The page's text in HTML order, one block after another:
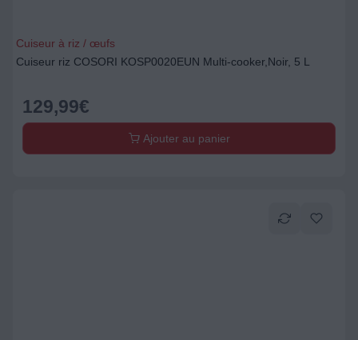
Cuiseur à riz / œufs
Cuiseur riz COSORI KOSP0020EUN Multi-cooker,Noir, 5 L
129,99€
Ajouter au panier